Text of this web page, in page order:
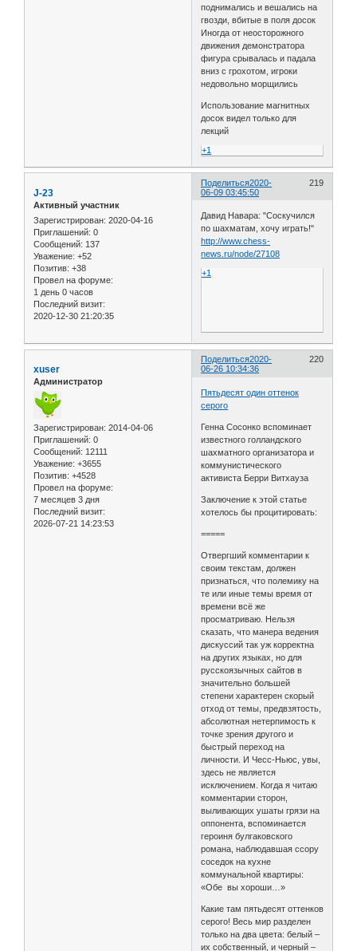
поднимались и вешались на
гвозди, вбитые в поля досок
Иногда от неосторожного
движения демонстратора
фигура срывалась и падала
вниз с грохотом, игроки
недовольно морщились
Использование магнитных
досок видел только для
лекций
+1
Поделиться 219
2020-
06-09 03:45:50
J-23
Активный участник
Зарегистрирован: 2020-04-16
Приглашений: 0
Сообщений: 137
Уважение: +52
Позитив: +38
Провел на форуме:
1 день 0 часов
Последний визит:
2020-12-30 21:20:35
Давид Навара: "Соскучился
по шахматам, хочу играть!"
http://www.chess-
news.ru/node/27108
+1
Поделиться 220
2020-
06-26 10:34:36
xuser
Администратор
Зарегистрирован: 2014-04-06
Приглашений: 0
Сообщений: 12111
Уважение: +3655
Позитив: +4528
Провел на форуме:
7 месяцев 3 дня
Последний визит:
2026-07-21 14:23:53
Пятьдесят один оттенок
серого
Генна Сосонко вспоминает
известного голландского
шахматного организатора и
коммунистического
активиста Берри Витхауза
Заключение к этой статье
хотелось бы процитировать:
=====
Отвергший комментарии к
своим текстам, должен
признаться, что полемику на
те или иные темы время от
времени всё же
просматриваю. Нельзя
сказать, что манера ведения
дискуссий так уж корректна
на других языках, но для
русскоязычных сайтов в
значительно большей
степени характерен скорый
отход от темы, предвзятость,
абсолютная нетерпимость к
точке зрения другого и
быстрый переход на
личности. И Чесс-Ньюс, увы,
здесь не является
исключением. Когда я читаю
комментарии сторон,
выливающих ушаты грязи на
оппонента, вспоминается
героиня булгаковского
романа, наблюдавшая ссору
соседок на кухне
коммунальной квартиры:
«Обе вы хороши…»
Какие там пятьдесят оттенков
серого! Весь мир разделен
только на два цвета: белый –
их собственный, и черный –